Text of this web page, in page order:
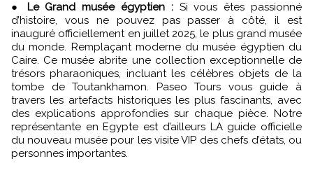
● Le Grand musée égyptien :Si vous êtes passionné
d’histoire, vous ne pouvez pas passer à côté, il est
inauguré officiellement en juillet 2025, le plus grand musée
du monde. Remplaçant moderne du musée égyptien du
Caire. Ce musée abrite une collection exceptionnelle de
trésors pharaoniques, incluant les célèbres objets de la
tombe de Toutankhamon. Paseo Tours vous guide à
travers les artefacts historiques les plus fascinants, avec
des explications approfondies sur chaque pièce. Notre
représentante en Egypte est d’ailleurs LA guide officielle
du nouveau musée pour les visite VIP des chefs d’états, ou
personnes importantes.